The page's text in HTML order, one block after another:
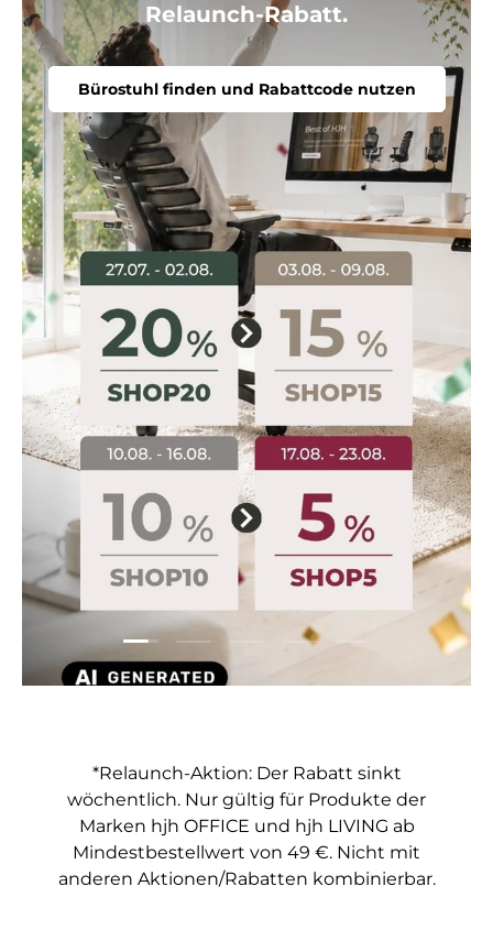
Relaunch-Rabatt.
Bürostuhl finden und Rabattcode nutzen
Folie laden 1 von 5
Folie laden 2 von 5
Folie laden 3 von 5
Folie laden 4 von 5
Folie laden 5
*Relaunch-Aktion: Der Rabatt sinkt
wöchentlich. Nur gültig für Produkte der
Marken hjh OFFICE und hjh LIVING ab
Mindestbestellwert von 49 €. Nicht mit
anderen Aktionen/Rabatten kombinierbar.